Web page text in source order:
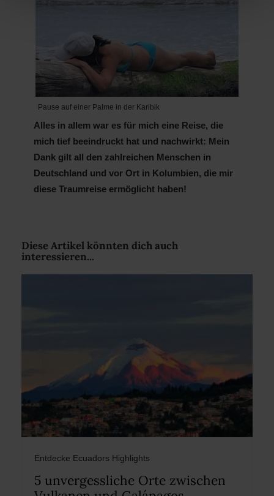
Pause auf einer Palme in der Karibik
Alles in allem war es für mich eine Reise, die
mich tief beeindruckt hat und nachwirkt: Mein
Dank gilt all den zahlreichen Menschen in
Deutschland und vor Ort in Kolumbien, die mir
diese Traumreise ermöglicht haben!
Diese Artikel könnten dich auch
interessieren...
Entdecke Ecuadors Highlights
5 unvergessliche Orte zwischen